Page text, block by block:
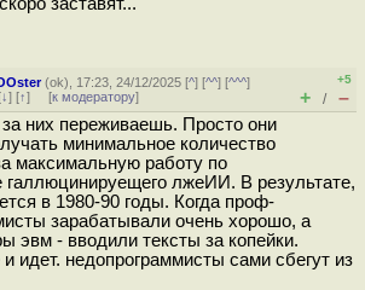
(ok), 17:23, 24/12/2025 [^] [^^] [^^^]
↓] [↑] [к модератору]
+5
+ / –
них переживаешь. Просто они
минимальное количество
максимальную работу по
галлюцинируещего лжеИИ. В результате,
в 1980-90 годы. Когда проф-
зарабатывали очень хорошо, а
эвм - вводили тексты за копейки.
идет. недопрограммисты сами сбегут из